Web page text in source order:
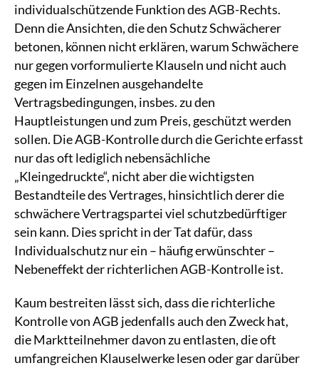
individualschützende Funktion des AGB-Rechts.
Denn die Ansichten, die den Schutz Schwächerer
betonen, können nicht erklären, warum Schwächere
nur gegen vorformulierte Klauseln und nicht auch
gegen im Einzelnen ausgehandelte
Vertragsbedingungen, insbes. zu den
Hauptleistungen und zum Preis, geschützt werden
sollen. Die AGB-Kontrolle durch die Gerichte erfasst
nur das oft lediglich nebensächliche
„Kleingedruckte“, nicht aber die wichtigsten
Bestandteile des Vertrages, hinsichtlich derer die
schwächere Vertragspartei viel schutzbedürftiger
sein kann. Dies spricht in der Tat dafür, dass
Individualschutz nur ein – häufig erwünschter –
Nebeneffekt der richterlichen AGB-Kontrolle ist.
Kaum bestreiten lässt sich, dass die richterliche
Kontrolle von AGB jedenfalls auch den Zweck hat,
die Marktteilnehmer davon zu entlasten, die oft
umfangreichen Klauselwerke lesen oder gar darüber